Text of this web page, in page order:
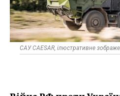
САУ CAESAR, ілюстративне